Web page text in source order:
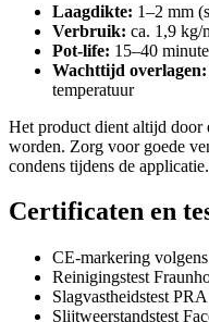
Laagdikte: 1–2 mm
Verbruik: ca. 1,9 kg/
Pot-life: 15–40
Wachttijd overlagen:
temperatuur
Het product dient altijd door
worden. Zorg voor goede
condens tijdens de applicatie.
Certificaten en
CE-markering
Reinigingstest
Slagvastheidstest PRA
Slijtweerstandstest